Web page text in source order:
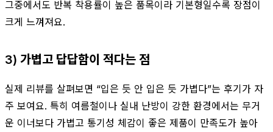
그중에서도 반복 착용률이 높은 품목이라 기본형일수록 장점이
크게 느껴져요.
3) 가볍고 답답함이 적다는 점
실제 리뷰를 살펴보면 “입은 듯 안 입은 듯 가볍다”는 후기가 자
주 보여요. 특히 여름철이나 실내 난방이 강한 환경에서는 무거
운 이너보다 가볍고 통기성 체감이 좋은 제품이 만족도가 높아